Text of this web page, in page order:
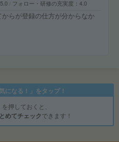
5.0 フォロー・研修の充実度 4.0
らが登録の仕方が分からなか
なる！」をタップ！
押しておくと、
めてチェックできます！